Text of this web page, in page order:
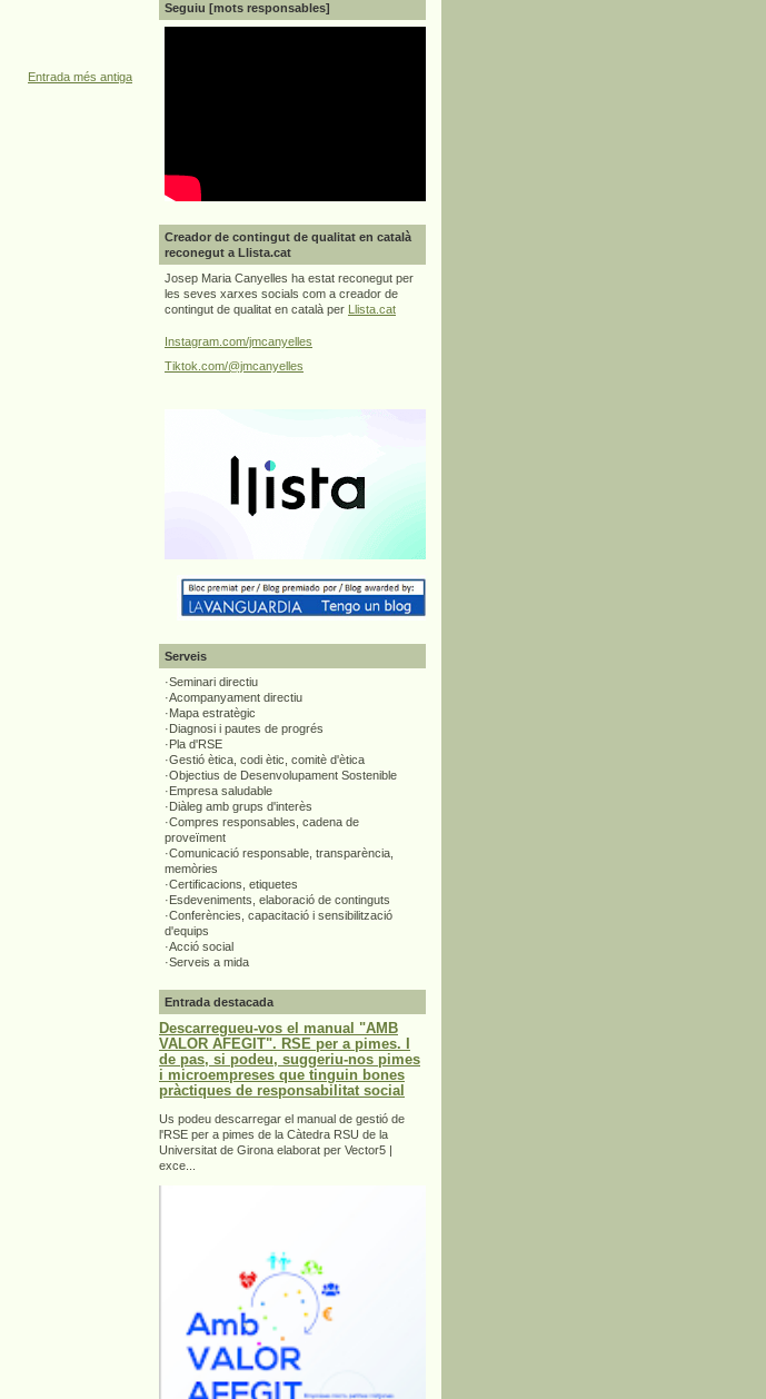
Entrada més antiga
Seguiu [mots responsables]
Creador de contingut de qualitat en català
reconegut a Llista.cat
Josep Maria Canyelles ha estat reconegut per
les seves xarxes socials com a creador de
contingut de qualitat en català per
Llista.cat
Instagram.com/jmcanyelles
Tiktok.com/@jmcanyelles
Serveis
·Seminari directiu
·Acompanyament directiu
·Mapa estratègic
·Diagnosi i pautes de progrés
·Pla d'RSE
·Gestió ètica, codi ètic, comitè d'ètica
·Objectius de Desenvolupament Sostenible
·Empresa saludable
·Diàleg amb grups d'interès
·Compres responsables, cadena de
proveïment
·Comunicació responsable, transparència,
memòries
·Certificacions, etiquetes
·Esdeveniments, elaboració de continguts
·Conferències, capacitació i sensibilització
d'equips
·Acció social
·Serveis a mida
Entrada destacada
Descarregueu-vos el manual "AMB
VALOR AFEGIT". RSE per a pimes. I
de pas, si podeu, suggeriu-nos pimes
i microempreses que tinguin bones
pràctiques de responsabilitat social
Us podeu descarregar el manual de gestió de
l'RSE per a pimes de la Càtedra RSU de la
Universitat de Girona elaborat per Vector5 |
exce...